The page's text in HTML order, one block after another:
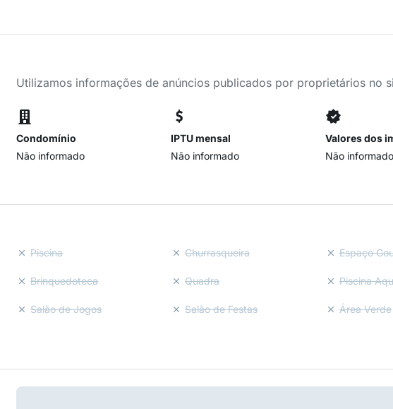
Utilizamos informações de anúncios publicados por proprietários no
Condomínio
Não informado
IPTU mensal
Não informado
Valores dos
Não informado
Piscina Churrasqueira Espaço
Brinquedoteca Quadra Piscina
Salão de Jogos Salão de Festas Área Verde